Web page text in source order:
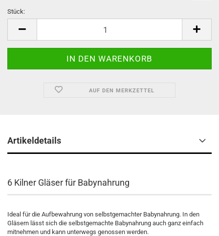
Stück:
AUF DEN MERKZETTEL
Artikeldetails
6 Kilner Gläser für Babynahrung
Ideal für die Aufbewahrung von selbstgemachter Babynahrung. In den
Gläsern lässt sich die selbstgemachte Babynahrung auch ganz einfach
mitnehmen und kann unterwegs genossen werden.